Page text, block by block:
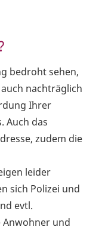
bedroht sehen,
nachträglich
Ihrer
Auch das
zudem die
leider
sich Polizei und
evtl.
Anwohner und